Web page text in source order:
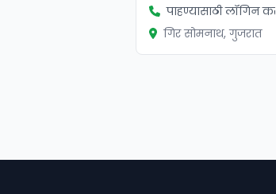
पाहण्यासाठी लॉगिन करा
गिर सोमनाथ, गुजरात